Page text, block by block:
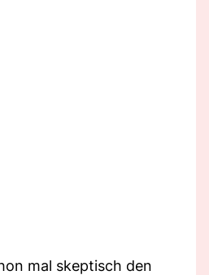
mal skeptisch den